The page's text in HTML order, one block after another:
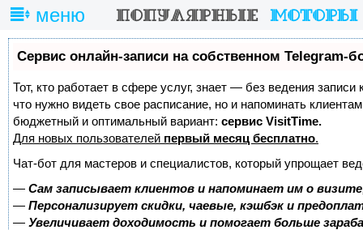
меню
Сервис онлайн-записи на собственном Telegram-
Тот, кто работает в сфере услуг, знает — без ведения записи
что нужно видеть свое расписание, но и напоминать
бюджетный и оптимальный вариант: сервис VisitTime.
Для новых пользователей первый месяц бесплатно.
Чат-бот для мастеров и специалистов, который упрощает
— Сам записывает клиентов и напоминает им о
— Персонализирует скидки, чаевые, кэшбэк и
— Увеличивает доходимость и помогает больше